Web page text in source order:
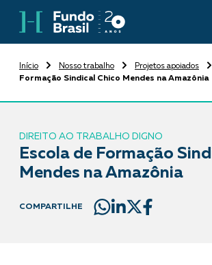
Início Nosso trabalho Projetos apoiados
Formação Sindical Chico Mendes na Amazônia
DIREITO AO TRABALHO DIGNO
Escola de Formação
Mendes na Amazônia
COMPARTILHE